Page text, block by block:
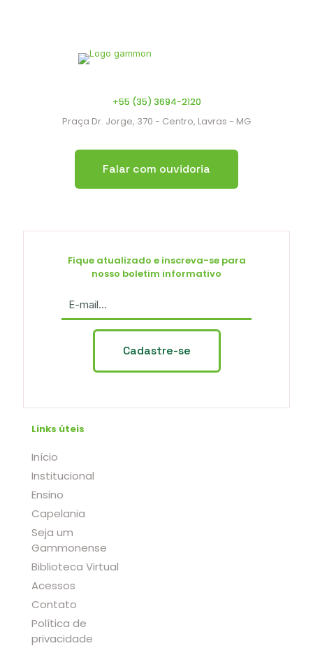
+55 (35) 3694-2120
Praça Dr. Jorge, 370 - Centro, Lavras - MG
Falar com ouvidoria
Links úteis
Início
Institucional
Ensino
Capelania
Seja um
Gammonense
Biblioteca Virtual
Acessos
Contato
Política de
privacidade
Fique atualizado e inscreva-se para
nosso boletim informativo